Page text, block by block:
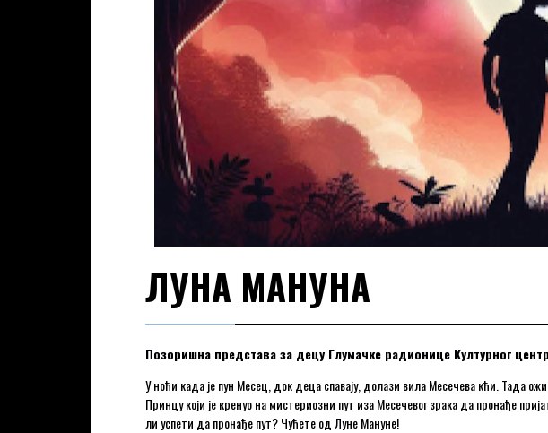
ЛУНА МАНУНА
Позоришна представа за децу Глумачке радионице Културног
У ноћи када је пун Месец, док деца спавају, долази вила Месечева кћи. Тада
Принцу који је кренуо на мистериозни пут иза Месечевог зрака да пронађе
ли успети да пронађе пут? Чућете од Луне Мануне!